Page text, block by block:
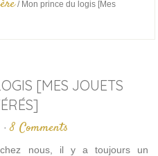
/Mon prince du logis [Mes
[MES JOUETS
·8 Comments
nous, il y a toujours un